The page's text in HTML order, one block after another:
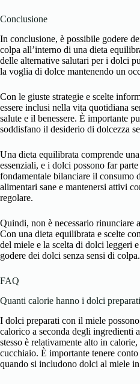
Conclusione
In conclusione, è possibile godere
colpa all’interno di una dieta
delle alternative salutari per i dolci
la voglia di dolce mantenendo un
Con le giuste strategie e scelte
essere inclusi nella vita quotidiana
salute e il benessere. È importante
soddisfano il desiderio di dolcezza
Una dieta equilibrata comprende
essenziali, e i dolci possono far
fondamentale bilanciare il consumo
alimentari sane e mantenersi attivi
regolare.
Quindi, non è necessario rinunciare
Con una dieta equilibrata e scelte
del miele e la scelta di dolci leggeri
godere dei dolci senza sensi di colpa.
FAQ
Quanti calorie hanno i dolci
I dolci preparati con il miele
calorico a seconda degli ingredienti
stesso è relativamente alto in
cucchiaio. È importante tenere
quando si includono dolci al miele